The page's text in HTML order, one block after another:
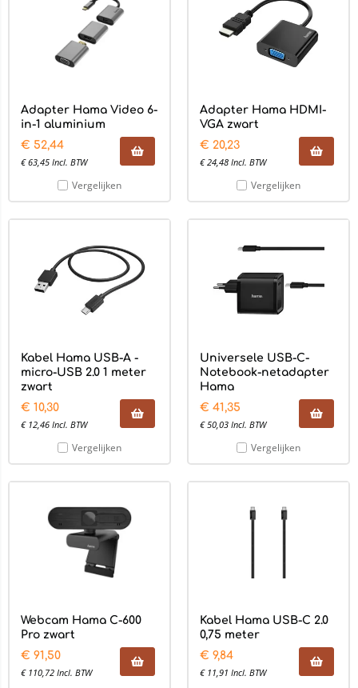
Adapter Hama Video 6-
in-1 aluminium
€ 52,44
€63,45 Incl. BTW
Vergelijken
Adapter Hama HDMI-
VGA zwart
€ 20,23
€24,48 Incl. BTW
Vergelijken
Kabel Hama USB-A -
micro-USB 2.0 1 meter
zwart
€ 10,30
€ 12,46 Incl. BTW
Vergelijken
Universele USB-C-
Notebook-netadapter
Hama
€ 41,35
€50,03 Incl. BTW
Vergelijken
Webcam Hama C-600
Pro zwart
€ 91,50
€ 110,72 Incl. BTW
Kabel Hama USB-C 2.0
0,75 meter
€ 9,84
€ 11,91 Incl. BTW